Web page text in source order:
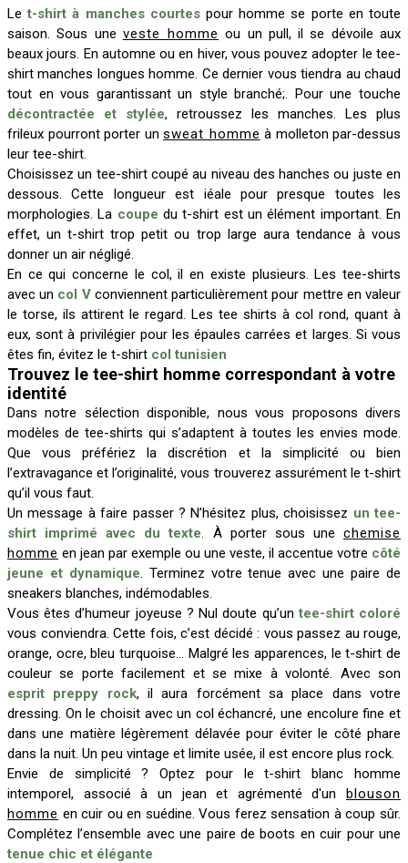
Let-shirt à manches courtespour homme se porte en toute
saison. Sous une veste homme ou un pull, il se dévoile aux
beaux jours. En automne ou en hiver, vous pouvez adopter le tee-
shirt manches longues homme. Ce dernier vous tiendra au chaud
tout en vous garantissant un style branché;. Pour une touche
décontractée et stylée, retroussez les manches. Les plus
frileux pourront porter un sweat homme à molleton par-dessus
leur tee-shirt.
Choisissez un tee-shirt coupé au niveau des hanches ou juste en
dessous. Cette longueur est iéale pour presque toutes les
morphologies. La coupe du t-shirt est un élément important. En
effet, un t-shirt trop petit ou trop large aura tendance à vous
donner un air négligé.
En ce qui concerne le col, il en existe plusieurs. Les tee-shirts
avec un col Vconviennent particulièrement pour mettre en valeur
le torse, ils attirent le regard. Les tee shirts à col rond, quant à
eux, sont à privilégier pour les épaules carrées et larges. Si vous
êtes fin, évitez le t-shirt col tunisien
Trouvez le tee-shirt homme correspondant à votre
identité
Dans notre sélection disponible, nous vous proposons divers
modèles de tee-shirts qui s’adaptent à toutes les envies mode.
Que vous préfériez la discrétion et la simplicité ou bien
l’extravagance et l’originalité, vous trouverez assurément le t-shirt
qu’il vous faut.
Un message à faire passer ? N’hésitez plus, choisissez un tee-
shirt imprimé avec du texte. À porter sous unechemise
homme en jean par exemple ou une veste, il accentue votre côté
jeune et dynamique. Terminez votre tenue avec une paire de
sneakers blanches, indémodables.
Vous êtes d’humeur joyeuse ? Nul doute qu’untee-shirt coloré
vous conviendra. Cette fois, c’est décidé : vous passez au rouge,
orange, ocre, bleu turquoise... Malgré les apparences, le t-shirt de
couleur se porte facilement et se mixe à volonté. Avec son
esprit preppy rock, il aura forcément sa place dans votre
dressing. On le choisit avec un col échancré, une encolure fine et
dans une matière légèrement délavée pour éviter le côté phare
dans la nuit. Un peu vintage et limite usée, il est encore plus rock.
Envie de simplicité ? Optez pour le t-shirt blanc homme
intemporel, associé à un jean et agrémenté d'un blouson
homme en cuir ou en suédine. Vous ferez sensation à coup sûr.
Complétez l’ensemble avec une paire de boots en cuir pour une
tenue chic et élégante